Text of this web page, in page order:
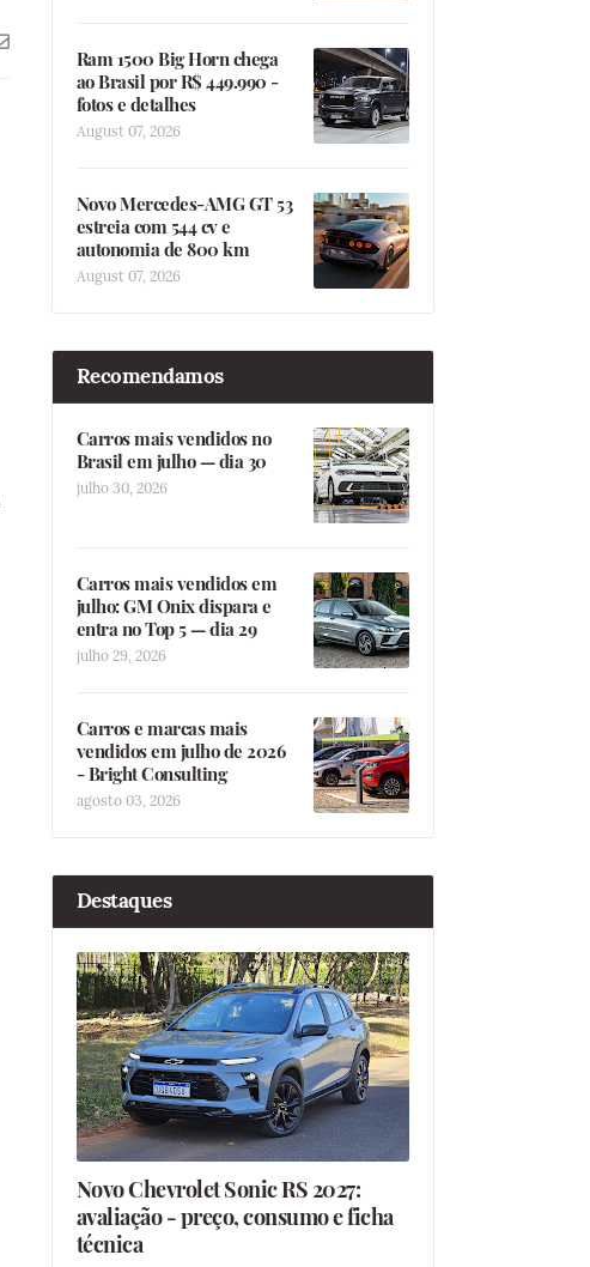
Ram 1500 Big Horn chega
ao Brasil por R$ 449.990 -
fotos e detalhes
August 07, 2026
Novo Mercedes-AMG GT 53
estreia com 544 cv e
autonomia de 800 km
August 07, 2026
Recomendamos
Carros mais vendidos no
Brasil em julho — dia 30
julho 30, 2026
Carros mais vendidos em
julho: GM Onix dispara e
entra no Top 5 — dia 29
julho 29, 2026
Carros e marcas mais
vendidos em julho de 2026
- Bright Consulting
agosto 03, 2026
Destaques
Novo Chevrolet Sonic RS 2027:
avaliação - preço, consumo e ficha
técnica